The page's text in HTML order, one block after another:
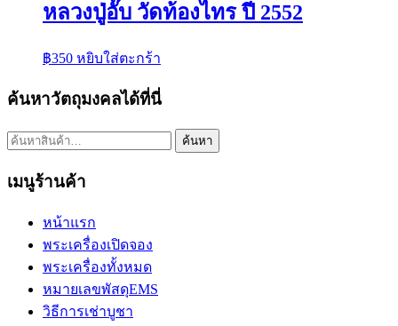
หลวงปู่อั๊บ วัดท้องไทร ปี 2552
฿350 หยิบใส่ตะกร้า
ค้นหาวัตถุมงคลได้ที่นี่
ค้นหา: ค้นหา
เมนูร้านค้า
หน้าแรก
พระเครื่องเปิดจอง
พระเครื่องทั้งหมด
หมายเลขพัสดุEMS
วิธีการเช่าบูชา